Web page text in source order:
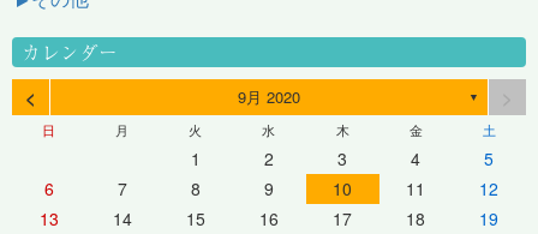
カレンダー
< 9月 2020 ▼
日 月 火 水 木 金 土
1 2 3 4
5
6
7 8 9 10 11
12
13
14 15 16 17 18
19